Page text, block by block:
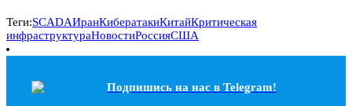
Теги:SCADAИранКибератакиКитайКритическая
инфраструктураНовостиРоссияСША
Подпишись на наc в Telegram!